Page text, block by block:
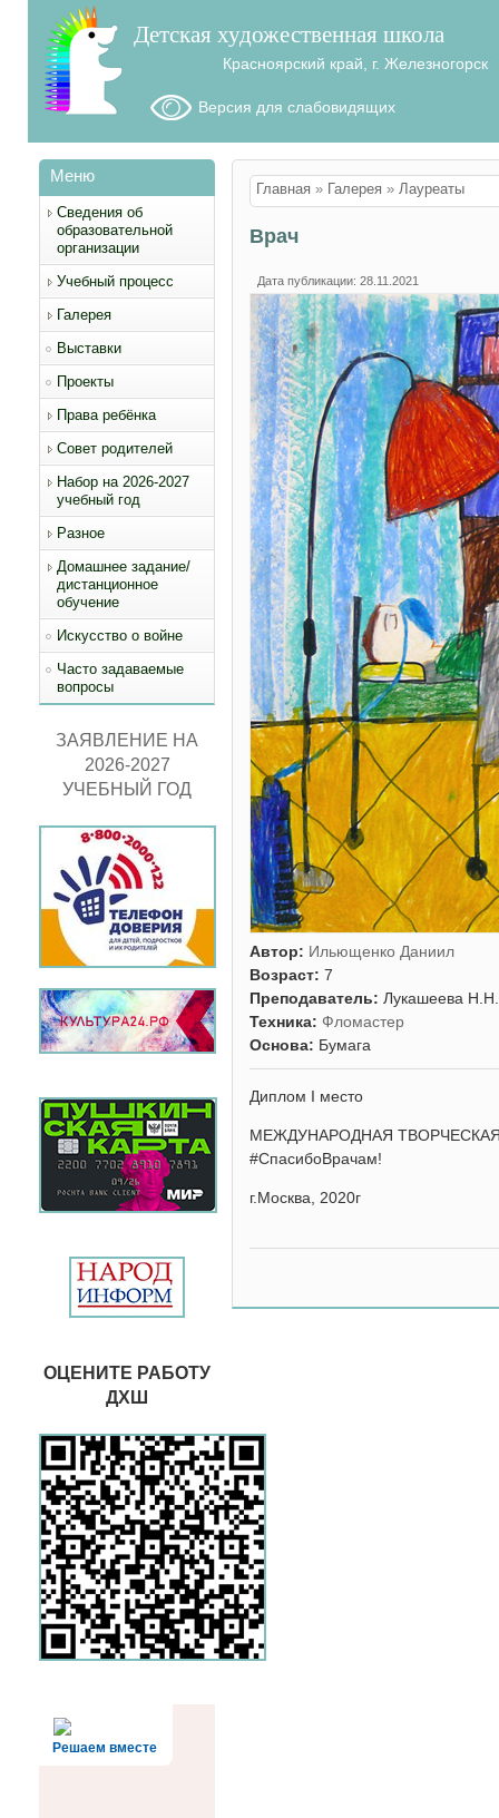
Детская художественная школа
Красноярский край, г. Железногорск
Версия для слабовидящих
Меню
Сведения об
образовательной
организации
Учебный процесс
Галерея
Выставки
Проекты
Права ребёнка
Совет родителей
Набор на 2026-2027
учебный год
Разное
Домашнее задание/
дистанционное
обучение
Искусство о войне
Часто задаваемые
вопросы
ЗАЯВЛЕНИЕ НА
2026-2027
УЧЕБНЫЙ ГОД
ОЦЕНИТЕ РАБОТУ
ДХШ
Решаем вместе
Вы здесь
Главная » Галерея » Лауреаты
Врач
Дата публикации: 28.11.2021
Автор: Ильющенко Даниил
Возраст:7
Преподаватель:Лукашеева Н.Н.
Техника:Фломастер
Основа: Бумага
Диплом I место
МЕЖДУНАРОДНАЯ
#СпасибоВрачам!
г.Москва, 2020г